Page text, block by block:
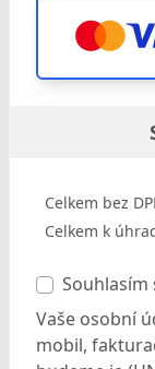
Celkem bez
Celkem k
Souhlasím
Vaše osobní
mobil,